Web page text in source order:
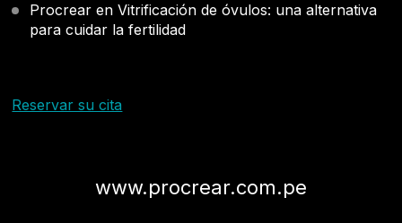
Procrear enVitrificación de óvulos: una alternativa
para cuidar la fertilidad
Reservar su cita
www.procrear.com.pe